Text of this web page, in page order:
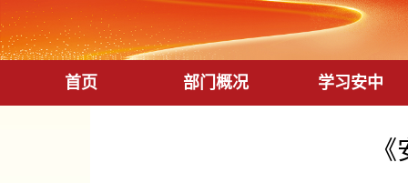
首页 部门概况 学习安中